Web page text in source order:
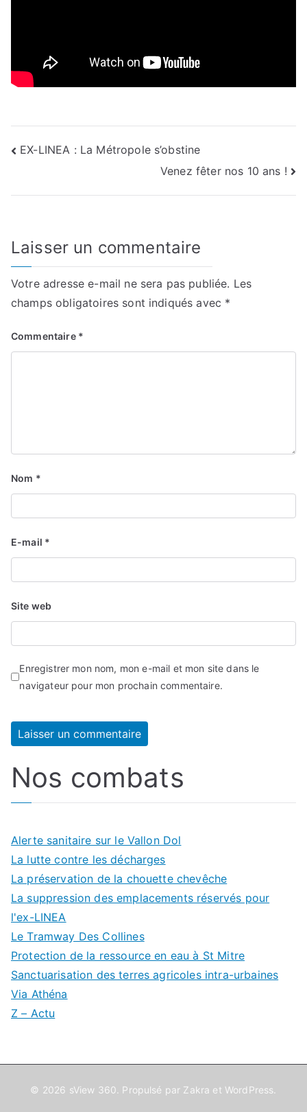
Navigation
EX-LINEA : La Métropole s’obstine
Venez fêter nos 10 ans !
Laisser un commentaire
Votre adresse e-mail ne sera pas publiée. Les
champs obligatoires sont indiqués avec *
Commentaire *
Nom *
E-mail *
Site web
Enregistrer mon nom, mon e-mail et mon site dans le
navigateur pour mon prochain commentaire.
Nos combats
Alerte sanitaire sur le Vallon Dol
La lutte contre les décharges
La préservation de la chouette chevêche
La suppression des emplacements réservés pour
l'ex-LINEA
Le Tramway Des Collines
Protection de la ressource en eau à St Mitre
Sanctuarisation des terres agricoles intra-urbaines
Via Athéna
Z – Actu
© 2026 sView 360. Propulsé par Zakra et WordPress.